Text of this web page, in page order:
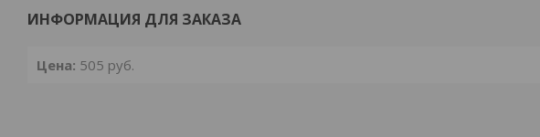
ИНФОРМАЦИЯ ДЛЯ ЗАКАЗА
Цена: 505 руб.